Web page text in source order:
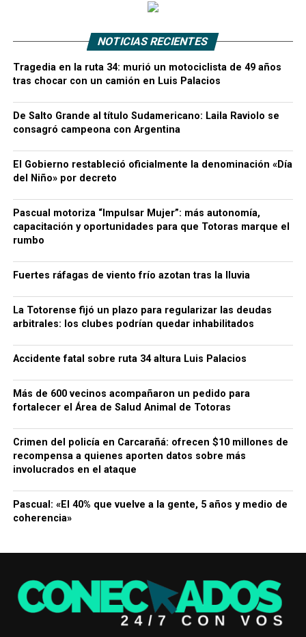
NOTICIAS RECIENTES
Tragedia en la ruta 34: murió un motociclista de 49 años
tras chocar con un camión en Luis Palacios
De Salto Grande al título Sudamericano: Laila Raviolo se
consagró campeona con Argentina
El Gobierno restableció oficialmente la denominación «Día
del Niño» por decreto
Pascual motoriza “Impulsar Mujer”: más autonomía,
capacitación y oportunidades para que Totoras marque el
rumbo
Fuertes ráfagas de viento frío azotan tras la lluvia
La Totorense fijó un plazo para regularizar las deudas
arbitrales: los clubes podrían quedar inhabilitados
Accidente fatal sobre ruta 34 altura Luis Palacios
Más de 600 vecinos acompañaron un pedido para
fortalecer el Área de Salud Animal de Totoras
Crimen del policía en Carcarañá: ofrecen $10 millones de
recompensa a quienes aporten datos sobre más
involucrados en el ataque
Pascual: «El 40% que vuelve a la gente, 5 años y medio de
coherencia»